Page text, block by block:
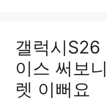
갤럭시S26
이스 써보
렛 이뻐요